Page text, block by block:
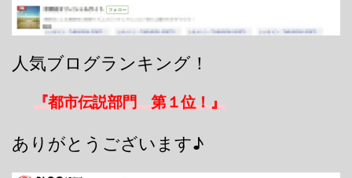
人気ブログランキング！
『都市伝説部門 第１位！』
ありがとうございます♪